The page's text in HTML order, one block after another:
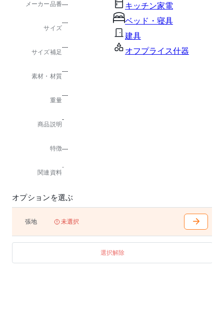
キッチン家電
ベッド・寝具
建具
オフプライス什器
メーカー品番---
サイズ
---
サイズ補足
---
素材・材質
---
重量
---
商品説明
-
特徴---
関連資料
-
オプションを選ぶ
張地 未選択
選択解除